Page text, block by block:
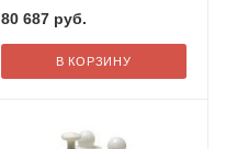
80 687руб.
В КОРЗИНУ